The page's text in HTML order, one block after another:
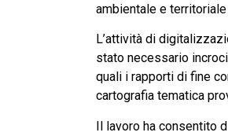
ambientale e
L’attività di
stato necessario
quali i rapporti di fine
cartografia tematica
Il lavoro ha consentito